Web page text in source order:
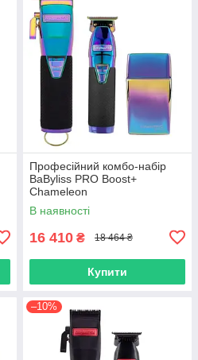
Професійний комбо-набір
BaByliss PRO Boost+
Chameleon
(FX8700IBPE+FX7870IBPE+F
XFS2IE)
В наявності
16 410 ₴ 18 464 ₴
Купити
–10%